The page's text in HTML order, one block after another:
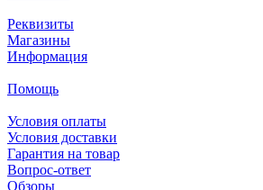
Реквизиты
Магазины
Информация
Помощь
Условия оплаты
Условия доставки
Гарантия на товар
Вопрос-ответ
Обзоры